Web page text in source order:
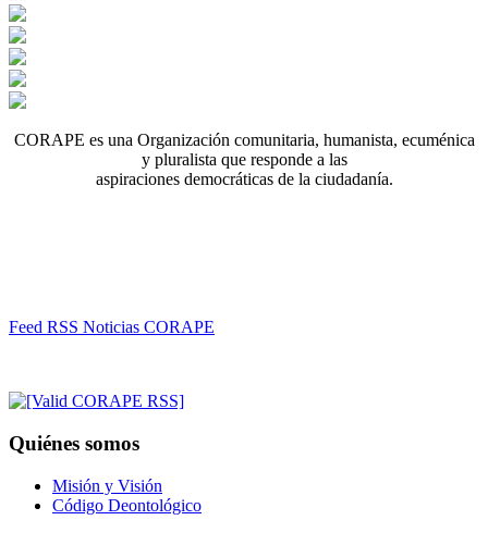
CORAPE es una Organización comunitaria, humanista, ecuménica
y pluralista que responde a las
aspiraciones democráticas de la ciudadanía.
Feed RSS Noticias CORAPE
Quiénes somos
Misión y Visión
Código Deontológico